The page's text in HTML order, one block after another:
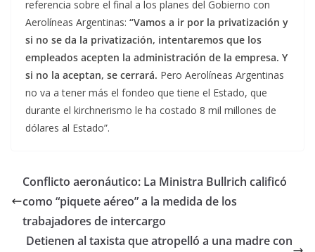
referencia sobre el final a los planes del Gobierno con
Aerolíneas Argentinas: “Vamos a ir por la privatización y
si no se da la privatización, intentaremos que los
empleados acepten la administración de la empresa. Y
si no la aceptan, se cerrará. Pero Aerolíneas Argentinas
no va a tener más el fondeo que tiene el Estado, que
durante el kirchnerismo le ha costado 8 mil millones de
dólares al Estado”.
Conflicto aeronáutico: La Ministra Bullrich calificó
como “piquete aéreo” a la medida de los
trabajadores de intercargo
Detienen al taxista que atropelló a una madre con